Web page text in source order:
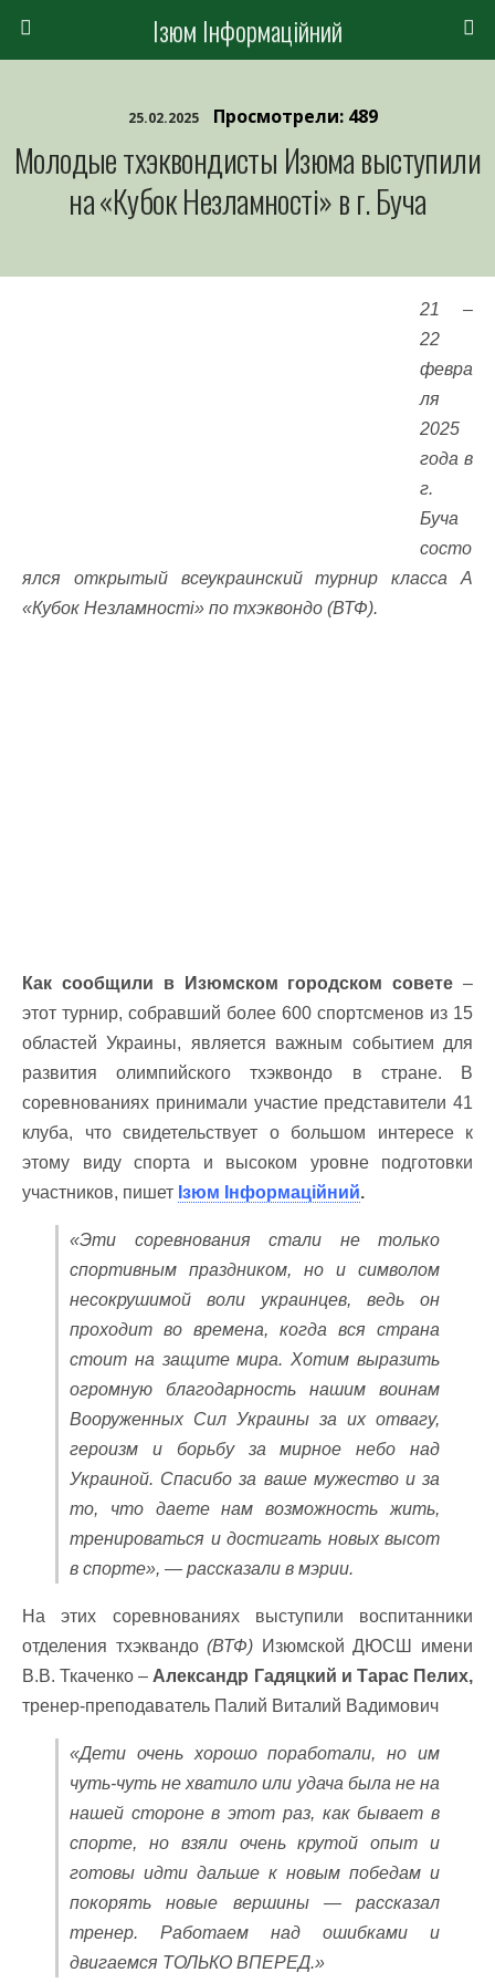
Ізюм Інформаційний
25.02.2025 Просмотрели: 489
Молодые тхэквондисты Изюма выступили
на «Кубок Незламності» в г. Буча
21 –
22
февра
ля
2025
года в
г.
Буча
состо
ялся открытый всеукраинский турнир класса А
«Кубок Незламності» по тхэквондо (ВТФ).
Как сообщили в Изюмском городском совете –
этот турнир, собравший более 600 спортсменов из 15
областей Украины, является важным событием для
развития олимпийского тхэквондо в стране. В
соревнованиях принимали участие представители 41
клуба, что свидетельствует о большом интересе к
этому виду спорта и высоком уровне подготовки
участников, пишет Ізюм Інформаційний.
«Эти соревнования стали не только
спортивным праздником, но и символом
несокрушимой воли украинцев, ведь он
проходит во времена, когда вся страна
стоит на защите мира. Хотим выразить
огромную благодарность нашим воинам
Вооруженных Сил Украины за их отвагу,
героизм и борьбу за мирное небо над
Украиной. Спасибо за ваше мужество и за
то, что даете нам возможность жить,
тренироваться и достигать новых высот
в спорте», — рассказали в мэрии.
На этих соревнованиях выступили воспитанники
отделения тхэквандо(ВТФ) Изюмской ДЮСШ имени
В.В. Ткаченко – Александр Гадяцкий и Тарас Пелих,
тренер-преподаватель Палий Виталий Вадимович
«Дети очень хорошо поработали, но им
чуть-чуть не хватило или удача была не на
нашей стороне в этот раз, как бывает в
спорте, но взяли очень крутой опыт и
готовы идти дальше к новым победам и
покорять новые вершины — рассказал
тренер. Работаем над ошибками и
двигаемся ТОЛЬКО ВПЕРЕД.»